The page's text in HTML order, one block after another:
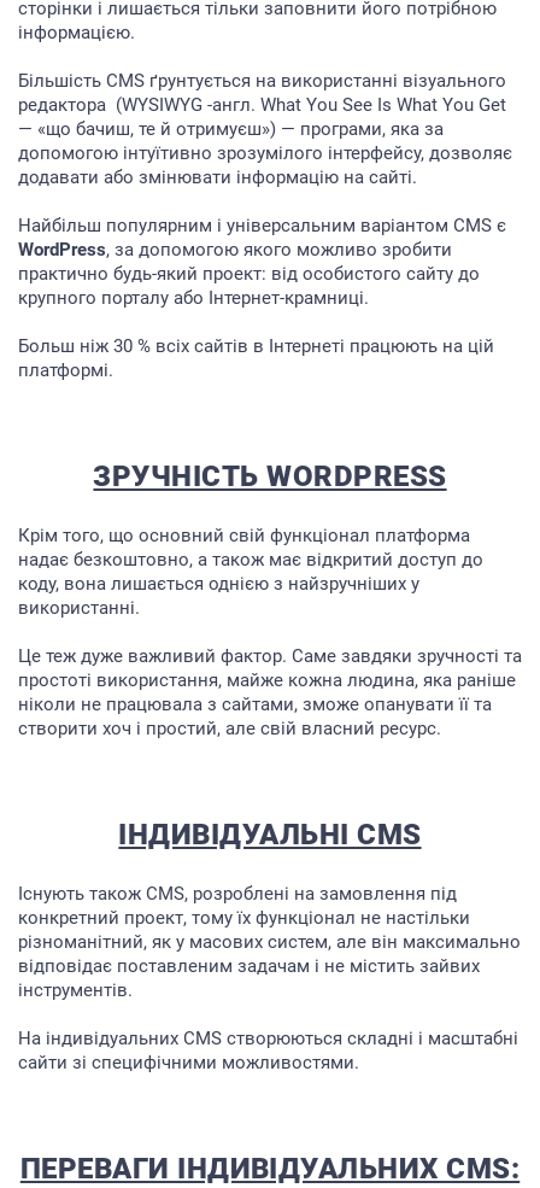
сторінки і лишається тільки заповнити його потрібною
інформацією.
Більшість CMS ґрунтується на використанні візуального
редактора (WYSIWYG -англ. What You See Is What You Get
— «що бачиш, те й отримуєш») — програми, яка за
допомогою інтуїтивно зрозумілого інтерфейсу, дозволяє
додавати або змінювати інформацію на сайті.
Найбільш популярним і універсальним варіантом CMS є
WordPress, за допомогою якого можливо зробити
практично будь-який проект: від особистого сайту до
крупного порталу або Інтернет-крамниці.
Больш ніж 30 % всіх сайтів в Інтернеті працюють на цій
платформі.
ЗРУЧНІСТЬ WORDPRESS
Крім того, що основний свій функціонал платформа
надає безкоштовно, а також має відкритий доступ до
коду, вона лишається однією з найзручніших у
використанні.
Це теж дуже важливий фактор. Саме завдяки зручності та
простоті використання, майже кожна людина, яка раніше
ніколи не працювала з сайтами, зможе опанувати її та
створити хоч і простий, але свій власний ресурс.
ІНДИВІДУАЛЬНІ CMS
Існують також CMS, розроблені на замовлення під
конкретний проект, тому їх функціонал не настільки
різноманітний, як у масових систем, але він максимально
відповідає поставленим задачам і не містить зайвих
інструментів.
На індивідуальних CMS створюються складні і масштабні
сайти зі специфічними можливостями.
ПЕРЕВАГИ ІНДИВІДУАЛЬНИХ CMS:
ПРО НАС
ПОСЛУГИ
БРИФИ
КАР’ЄРА